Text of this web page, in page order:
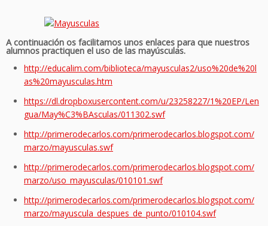
A continuación os facilitamos unos enlaces para que nuestros
alumnos practiquen el uso de las mayúsculas.
http://educalim.com/biblioteca/mayusculas2/uso%20de%20l
as%20mayusculas.htm
https://dl.dropboxusercontent.com/u/23258227/1%20EP/Len
gua/May%C3%BAsculas/011302.swf
http://primerodecarlos.com/primerodecarlos.blogspot.com/
marzo/mayusculas.swf
http://primerodecarlos.com/primerodecarlos.blogspot.com/
marzo/uso_mayusculas/010101.swf
http://primerodecarlos.com/primerodecarlos.blogspot.com/
marzo/mayuscula_despues_de_punto/010104.swf